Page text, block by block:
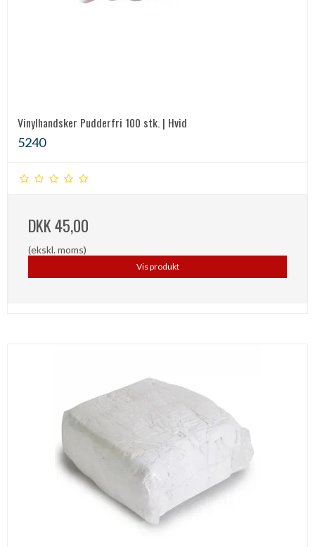
Vinylhandsker Pudderfri 100 stk. | Hvid
5240
DKK 45,00
(ekskl. moms)
Vis produkt